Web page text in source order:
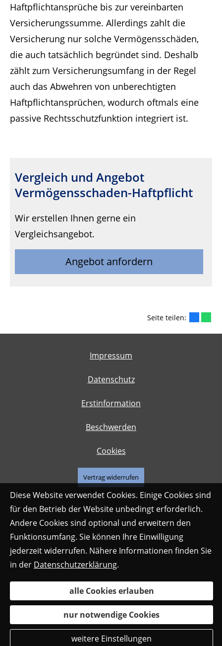
Haftpflichtansprüche bis zur vereinbarten
Versicherungssumme. Allerdings zahlt die
Versicherung nur solche Vermögensschäden,
die auch tatsächlich begründet sind. Deshalb
zählt zum Versicherungsumfang in der Regel
auch das Abwehren von unberechtigten
Haftpflichtansprüchen, wodurch oftmals eine
passive Rechtsschutzfunktion integriert ist.
Vergleich und Angebot
Vermögensschaden-Haftpflicht
Wir erstellen Ihnen gerne ein
Vergleichsangebot.
Angebot anfordern
Seite teilen:
Impressum
Datenschutz
Erstinformation
Beschwerden
Cookies
Vertrag widerrufen
Diese Website verwendet Cookies. Einige Cookies sind
für den Betrieb der Website unbedingt erforderlich.
Andere Cookies sind optional und erweitern den
Funktionsumfang. Sie können Ihre Einwilligung
jederzeit widerrufen. Nähere Informationen finden Sie
in der Datenschutzerklärung.
alle Cookies erlauben
nur notwendige Cookies
weitere Einstellungen